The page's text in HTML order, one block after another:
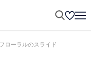
ローラルのスライド